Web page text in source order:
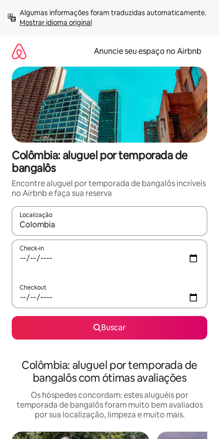
para
Mostrar idioma original
Anuncie seu espaço no Airbnb
Colômbia: aluguel por temporada de
bangalôs
Encontre aluguel por temporada de bangalôs incríveis
no Airbnb e faça sua reserva
Localização
Quando os resultados estiverem disponíveis, explore-os
Check-in
Checkout
Buscar
Colômbia: aluguel por temporada de
bangalôs com ótimas avaliações
Os hóspedes concordam: estes aluguéis por
temporada de bangalôs foram muito bem avaliados
por sua localização, limpeza e muito mais.